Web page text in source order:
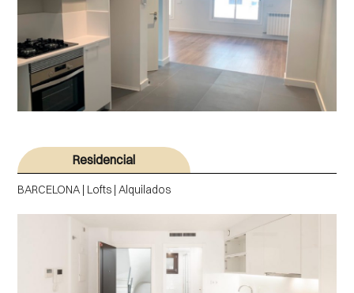
Residencial
BARCELONA | Lofts | Alquilados